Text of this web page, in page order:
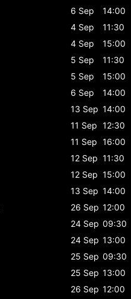
6 Sep
14:00
4 Sep
11:30
4 Sep
15:00
5 Sep
11:30
5 Sep
15:00
6 Sep
14:00
13 Sep 14:00
11 Sep 12:30
11 Sep 16:00
12 Sep 11:30
12 Sep 15:00
13 Sep 14:00
26 Sep 12:00
24 Sep 09:30
24 Sep 13:00
25 Sep 09:30
25 Sep 13:00
26 Sep 12:00